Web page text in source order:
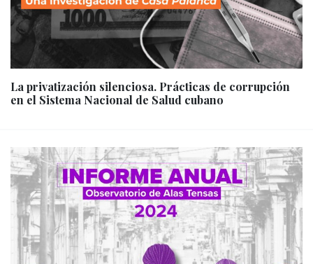
La privatización silenciosa. Prácticas de corrupción
en el Sistema Nacional de Salud cubano